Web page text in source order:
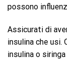
possono
Assicurati di
insulina che usi.
insulina o